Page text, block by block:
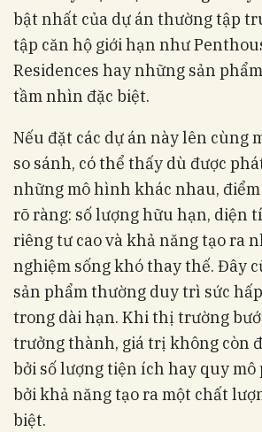
bật nhất của dự án thường tập
tập căn hộ giới hạn như
Residences hay những sản
tầm nhìn đặc biệt.
Nếu đặt các dự án này lên cùng
so sánh, có thể thấy dù được
những mô hình khác nhau,
rõ ràng: số lượng hữu hạn, diện
riêng tư cao và khả năng tạo ra
nghiệm sống khó thay thế. Đây
sản phẩm thường duy trì sức
trong dài hạn. Khi thị trường
trưởng thành, giá trị không còn
bởi số lượng tiện ích hay quy
bởi khả năng tạo ra một chất
biệt.